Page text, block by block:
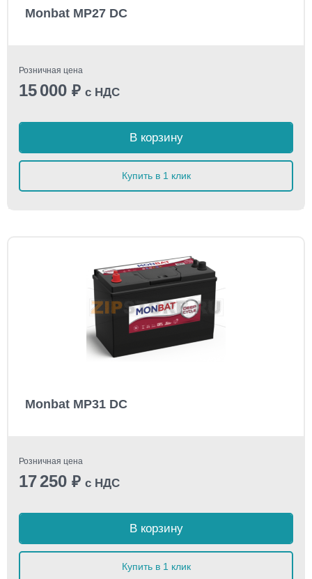
Monbat MP27 DC
Розничная цена
15 000 ₽ с НДС
В корзину
Купить в 1 клик
Monbat MP31 DC
Розничная цена
17 250 ₽ с НДС
В корзину
Купить в 1 клик